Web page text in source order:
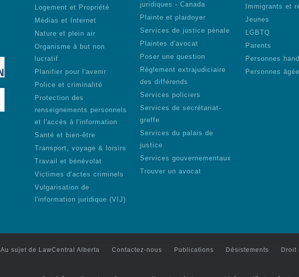
Logement et Propriété
Médias et Internet
Nature et plein air
Organisme à but non
lucratif
Planifier pour l'avenir
Police et criminalité
Protection des
renseignements personnels
et l'accès à l'information
Santé et bien-être
Transport, voyage & loisirs
Travail et bénévolat
Victimes d'actes criminels
Vulgarisation de
l'information juridique (VIJ)
juridiques - Canada
Plainte et plaidoyer
Services de justice pénale
Plaintes d'avocat
Poser une question
Règlement extrajudiciaire
des différends
Services policiers
Services de secrétariat-
greffe
Services du palais de
justice
Services gouvernementaux
Trouver un avocat
Immigrants et
Jeunes
LGBTQ
Parents
Personnes
Personnes
Au sujet de LawCentral Alberta Contactez-nous Publications Désistements Droit